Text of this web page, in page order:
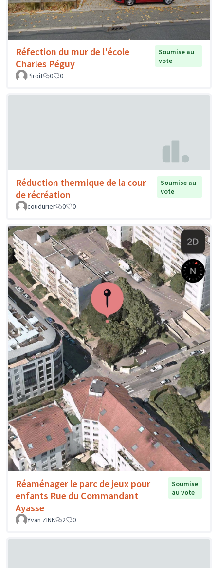
Réfection du mur de l'école
Charles Péguy
Soumise au
vote
Piroit
0 0
Réduction thermique de la cour
de récréation
Soumise au
vote
coudurier
0 0
Réaménager le parc de jeux pour
enfants Rue du Commandant
Ayasse
Soumise
au vote
Yvan ZINK 2 0